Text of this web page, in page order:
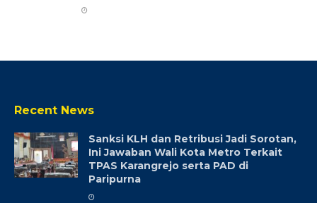
Recent News
Sanksi KLH dan Retribusi Jadi Sorotan,
Ini Jawaban Wali Kota Metro Terkait
TPAS Karangrejo serta PAD di
Paripurna